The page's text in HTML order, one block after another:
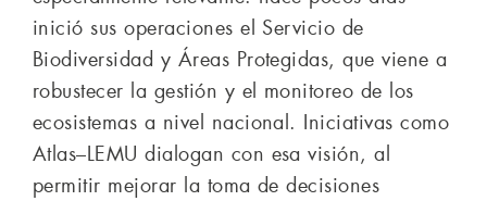
inició sus operaciones el Servicio de
Biodiversidad y Áreas Protegidas, que viene a
robustecer la gestión y el monitoreo de los
ecosistemas a nivel nacional. Iniciativas como
Atlas–LEMU dialogan con esa visión, al
permitir mejorar la toma de decisiones